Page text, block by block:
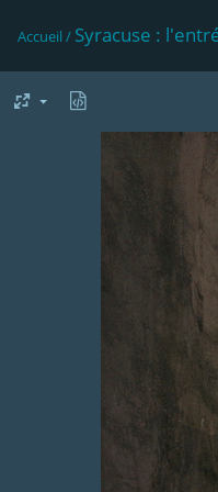
Accueil / Syracuse :